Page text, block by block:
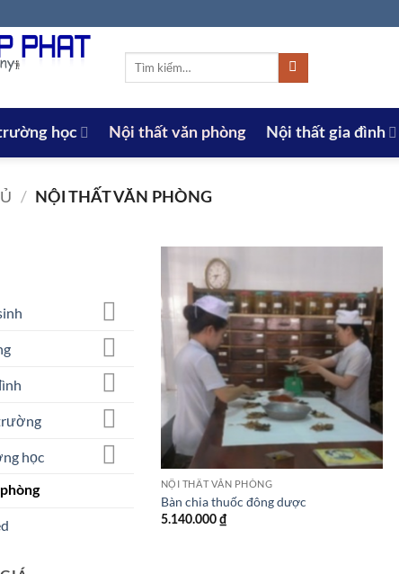
học Nội thất văn phòng Nội thất gia đình
/ NỘI THẤT VĂN PHÒNG
học
NỘI THẤT VĂN PHÒNG
Bàn chia thuốc đông dược
5.140.000 ₫